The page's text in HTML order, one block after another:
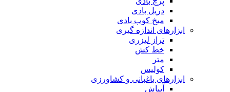
دریل بادی
میخ کوب بادی
ابزارهای اندازه گیری
تراز لیزری
خط کش
متر
کولیس
ابزارهای باغبانی و کشاورزی
آبپاش